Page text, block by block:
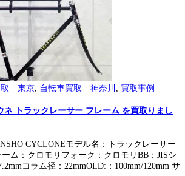
取 東京, 自転車買取 神奈川 , 買取事例
ネ トラックレーサー フレーム を買取りまし
CYCLONEモデル名：トラックレーサー
ム：クロモリフォーク：クロモリBB：JISシ
コラム径：22mmOLD:：100mm/120mm サ